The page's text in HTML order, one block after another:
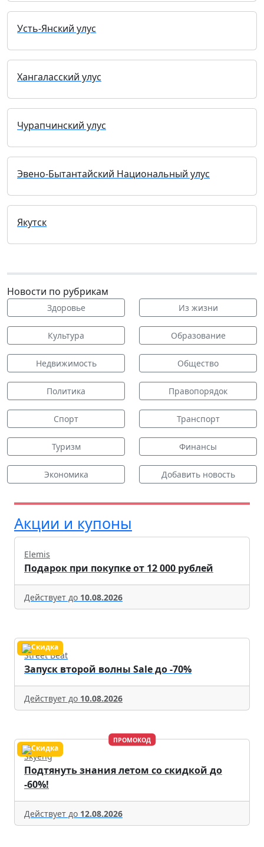
Усть-Янский улус
Хангаласский улус
Чурапчинский улус
Эвено-Бытантайский Национальный улус
Якутск
Новости по рубрикам
Здоровье Из жизни
Культура Образование
Недвижимость Общество
Политика Правопорядок
Спорт Транспорт
Туризм Финансы
Экономика Добавить новость
Акции и купоны
Elemis
Подарок при покупке от 12 000 рублей
Действует до 10.08.2026
Street Beat
Запуск второй волны Sale до -70%
Действует до 10.08.2026
ПРОМОКОД
Skyeng
Подтянуть знания летом со скидкой до
-60%!
Действует до 12.08.2026